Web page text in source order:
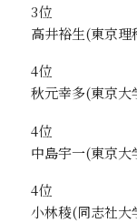
3位
高井裕生
4位
秋元幸多
4位
中島宇一
4位
小林稜